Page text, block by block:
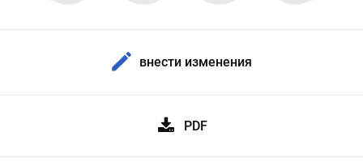
внести изменения
PDF